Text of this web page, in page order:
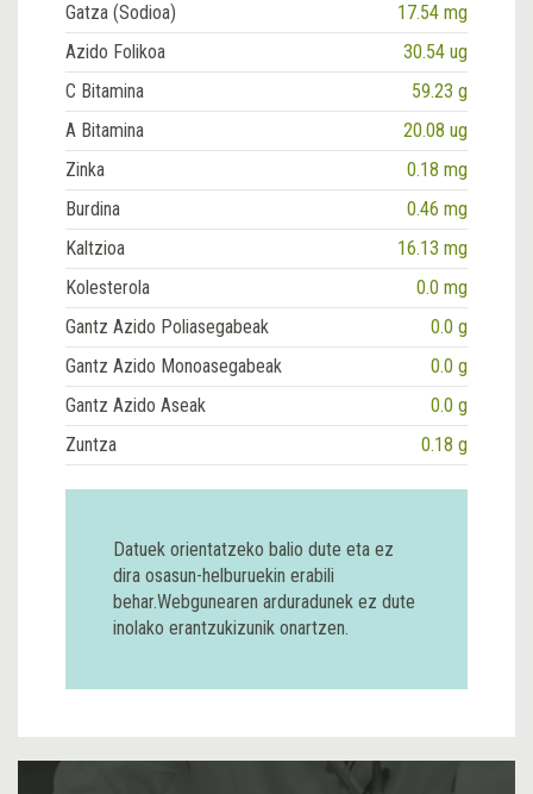
Gatza (Sodioa)
17.54 mg
Azido Folikoa
30.54 ug
C Bitamina
59.23 g
A Bitamina
20.08 ug
Zinka
0.18 mg
Burdina
0.46 mg
Kaltzioa
16.13 mg
Kolesterola
0.0 mg
Gantz Azido Poliasegabeak
0.0 g
Gantz Azido Monoasegabeak
0.0 g
Gantz Azido Aseak
0.0 g
Zuntza
0.18 g
Datuek orientatzeko balio dute eta ez
dira osasun-helburuekin erabili
behar.Webgunearen arduradunek ez dute
inolako erantzukizunik onartzen.